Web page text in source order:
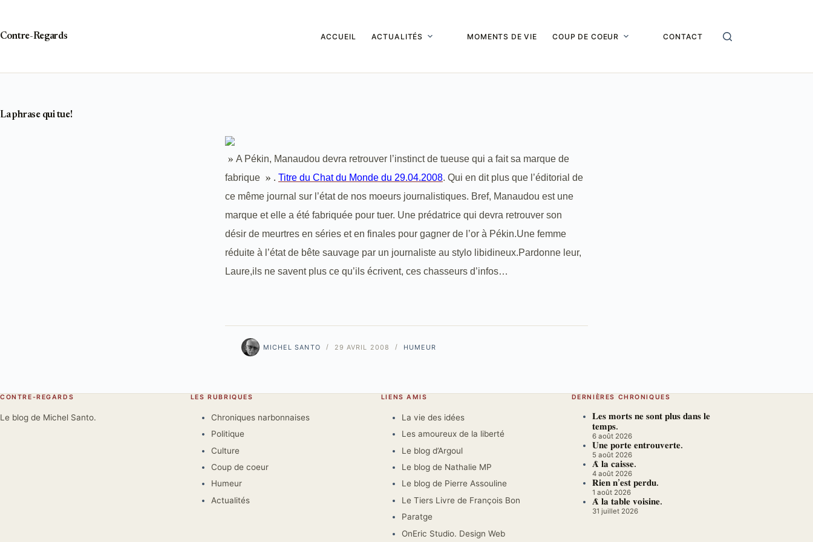
Contre-Regards
ACCUEIL ACTUALITÉS MOMENTS DE VIE COUP DE COEUR CONTACT
La phrase qui tue!
» A Pékin, Manaudou devra retrouver l’instinct de tueuse qui a fait sa marque de
fabrique » . Titre du Chat du Monde du 29.04.2008. Qui en dit plus que l’éditorial de
ce même journal sur l’état de nos moeurs journalistiques. Bref, Manaudou est une
marque et elle a été fabriquée pour tuer. Une prédatrice qui devra retrouver son
désir de meurtres en séries et en finales pour gagner de l’or à Pékin.Une femme
réduite à l’état de bête sauvage par un journaliste au stylo libidineux.Pardonne leur,
Laure,ils ne savent plus ce qu’ils écrivent, ces chasseurs d’infos…
MICHEL SANTO 29 AVRIL 2008 HUMEUR
CONTRE-REGARDS
Le blog de Michel Santo.
LES RUBRIQUES
Chroniques narbonnaises
Politique
Culture
Coup de coeur
Humeur
Actualités
LIENS AMIS
La vie des idées
Les amoureux de la liberté
Le blog d’Argoul
Le blog de Nathalie MP
Le blog de Pierre Assouline
Le Tiers Livre de François Bon
Paratge
OnEric Studio. Design Web
DERNIÈRES CHRONIQUES
𝐋𝐞𝐬 𝐦𝐨𝐫𝐭𝐬 𝐧𝐞 𝐬𝐨𝐧𝐭 𝐩𝐥𝐮𝐬 𝐝𝐚𝐧𝐬 𝐥𝐞
𝐭𝐞𝐦𝐩𝐬.
6 août 2026
𝐔𝐧𝐞 𝐩𝐨𝐫𝐭𝐞 𝐞𝐧𝐭𝐫𝐨𝐮𝐯𝐞𝐫𝐭𝐞.
5 août 2026
𝐀̀ 𝐥𝐚 𝐜𝐚𝐢𝐬𝐬𝐞.
4 août 2026
𝐑𝐢𝐞𝐧 𝐧’𝐞𝐬𝐭 𝐩𝐞𝐫𝐝𝐮.
1 août 2026
𝐀̀ 𝐥𝐚 𝐭𝐚𝐛𝐥𝐞 𝐯𝐨𝐢𝐬𝐢𝐧𝐞.
31 juillet 2026